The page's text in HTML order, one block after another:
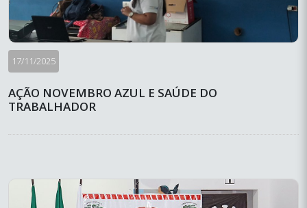
17/11/2025
AÇÃO NOVEMBRO AZUL E SAÚDE DO
TRABALHADOR